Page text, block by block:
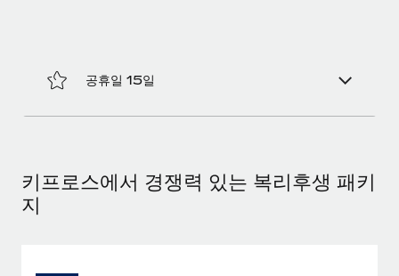
채용을 확장한 방법
공휴일 15일
키프로스에서 경쟁력 있는 복리후생 패키
지